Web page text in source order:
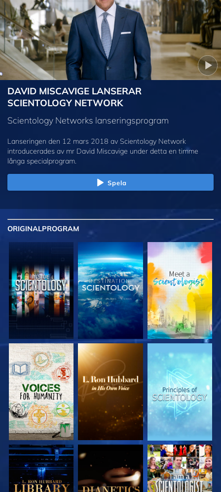
DAVID MISCAVIGE LANSERAR
SCIENTOLOGY NETWORK
Scientology Networks lanseringsprogram
Lanseringen den 12 mars 2018 av Scientology Network
introducerades av mr David Miscavige under detta en timme
långa specialprogram.
Spela
ORIGINALPROGRAM
UTFORSKA
SERIEN
UTFORSKA
SERIEN
UTFORSKA
SERIEN
UTFORSKA
SERIEN
UTFORSKA
SERIEN
TITTA